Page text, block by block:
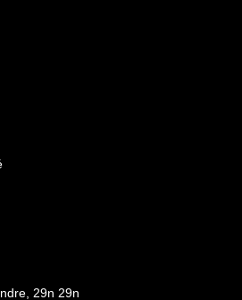
29n 29n